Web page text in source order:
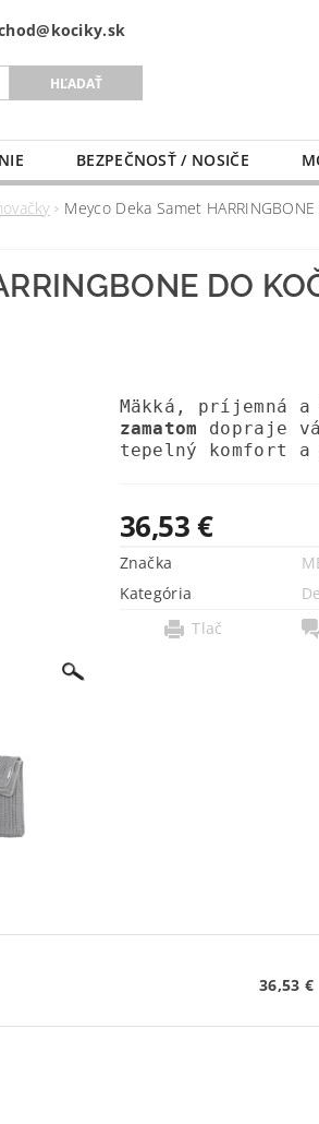
BEZPEČNOSŤ / NOSIČE
PRE MAMIČKU NAŠE SLUŽBY
Meyco Deka Samet
DO
Mäkká, príjemná
zamatom dopraje
tepelný komfort a
36,53 €
Značka
Kategória
Tlač
36,53 €